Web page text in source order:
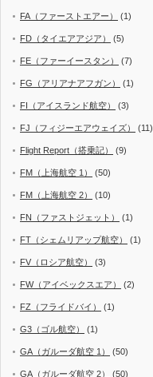
FA（ファーストエアー） (1)
FD（タイエアアジア） (5)
FE（ファーイースタン） (7)
FG（アリアナアフガン） (1)
FI（アイスランド航空） (3)
FJ（フィジーエアウェイズ） (11)
Flight Report（搭乗記） (9)
FM（上海航空 1） (50)
FM（上海航空 2） (10)
FN（ファストジェット） (1)
FT（シェムリアップ航空） (1)
FV（ロシア航空） (3)
FW（アイベックスエア） (2)
FZ（フライドバイ） (1)
G3（ゴル航空） (1)
GA（ガルーダ航空 1） (50)
GA（ガルーダ航空 2） (50)